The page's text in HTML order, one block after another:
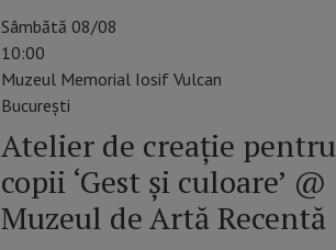
Sâmbătă 08/08
10:00
Muzeul Memorial Iosif Vulcan
Bucureşti
Atelier de creație pentru
copii ‘Gest și culoare’ @
Muzeul de Artă Recentă